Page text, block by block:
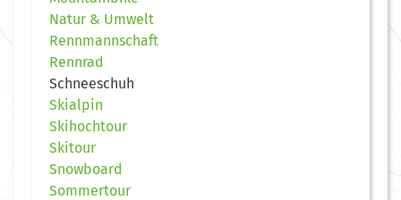
Natur & Umwelt
Rennmannschaft
Rennrad
Schneeschuh
Skialpin
Skihochtour
Skitour
Snowboard
Sommertour